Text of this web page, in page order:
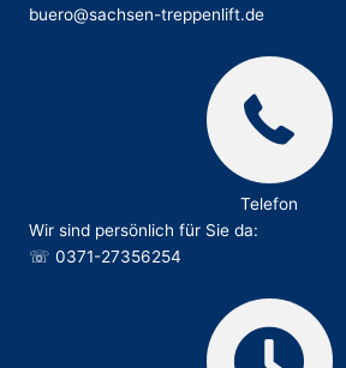
buero@sachsen-treppenlift.de
Telefon
Wir sind persönlich für Sie da:
☏ 0371-27356254